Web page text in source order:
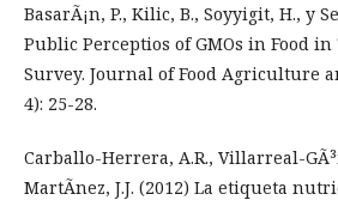
BasarÃ¡n, P., Kilic, B., Soyyigit, H., y
Public Perceptios of GMOs in Food
Survey. Journal of Food Agriculture
4): 25-28.
Carballo-Herrera, A.R., Villarreal-
MartÃ­nez, J.J. (2012) La etiqueta